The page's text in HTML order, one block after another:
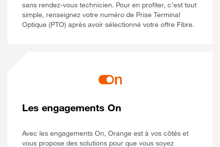
sans rendez-vous technicien. Pour en profiter, c’est tout
simple, renseignez votre numéro de Prise Terminal
Optique (PTO) après avoir sélectionné votre offre Fibre.
Les engagements On
Avec les engagements On, Orange est à vos côtés et
vous propose des solutions pour que vous soyez